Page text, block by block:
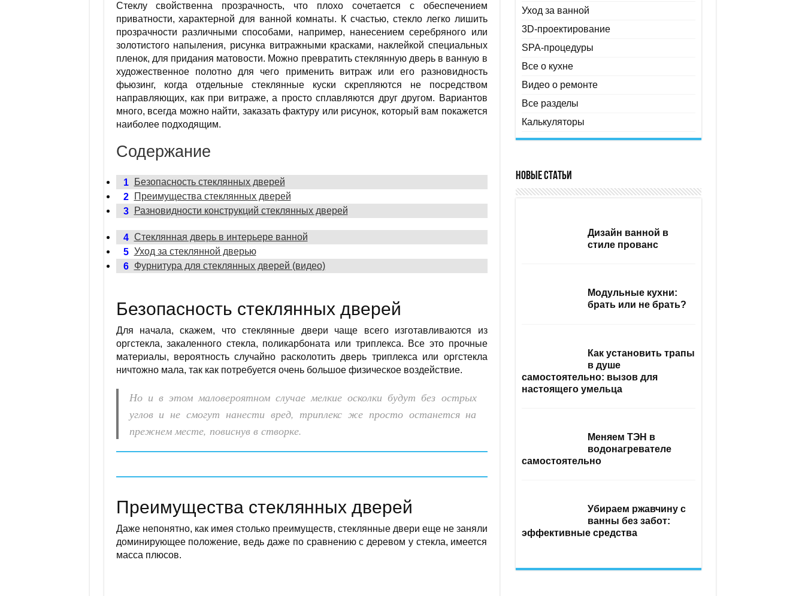
Стеклу свойственна прозрачность, что плохо сочетается с обеспечением
приватности, характерной для ванной комнаты. К счастью, стекло легко лишить
прозрачности различными способами, например, нанесением серебряного или
золотистого напыления, рисунка витражными красками, наклейкой специальных
пленок, для придания матовости. Можно превратить стеклянную дверь в ванную в
художественное полотно для чего применить витраж или его разновидность
фьюзинг, когда отдельные стеклянные куски скрепляются не посредством
направляющих, как при витраже, а просто сплавляются друг другом. Вариантов
много, всегда можно найти, заказать фактуру или рисунок, который вам покажется
наиболее подходящим.
Содержание
1
Безопасность стеклянных дверей
2
Преимущества стеклянных дверей
3
Разновидности конструкций стеклянных дверей
4 Стеклянная дверь в интерьере ванной
5 Уход за стеклянной дверью
6 Фурнитура для стеклянных дверей (видео)
Безопасность стеклянных дверей
Для начала, скажем, что стеклянные двери чаще всего изготавливаются из
оргстекла, закаленного стекла, поликарбоната или триплекса. Все это прочные
материалы, вероятность случайно расколотить дверь триплекса или оргстекла
ничтожно мала, так как потребуется очень большое физическое воздействие.
Но и в этом маловероятном случае мелкие осколки будут без острых
углов и не смогут нанести вред, триплекс же просто останется на
прежнем месте, повиснув в створке.
Преимущества стеклянных дверей
Даже непонятно, как имея столько преимуществ, стеклянные двери еще не заняли
доминирующее положение, ведь даже по сравнению с деревом у стекла, имеется
масса плюсов.
Уход за ванной
3D-проектирование
SPA-процедуры
Все о кухне
Видео о ремонте
Все разделы
Калькуляторы
Новые статьи
Дизайн ванной в
стиле прованс
Модульные кухни:
брать или не брать?
Как установить трапы
в душе
самостоятельно: вызов для
настоящего умельца
Меняем ТЭН в
водонагревателе
самостоятельно
Убираем ржавчину с
ванны без забот:
эффективные средства